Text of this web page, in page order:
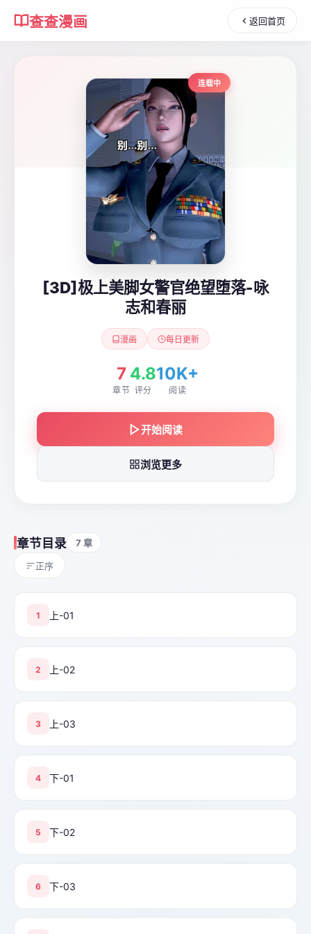
查查漫画 返回首页
连载中
[3D]极上美脚女警官绝望堕落-咏
志和春丽
漫画 每日更新
7
章节
4.8
评分
10K+
阅读
开始阅读
浏览更多
章节目录 7 章
正序
1 上-01
2 上-02
3 上-03
4 下-01
5 下-02
6 下-03